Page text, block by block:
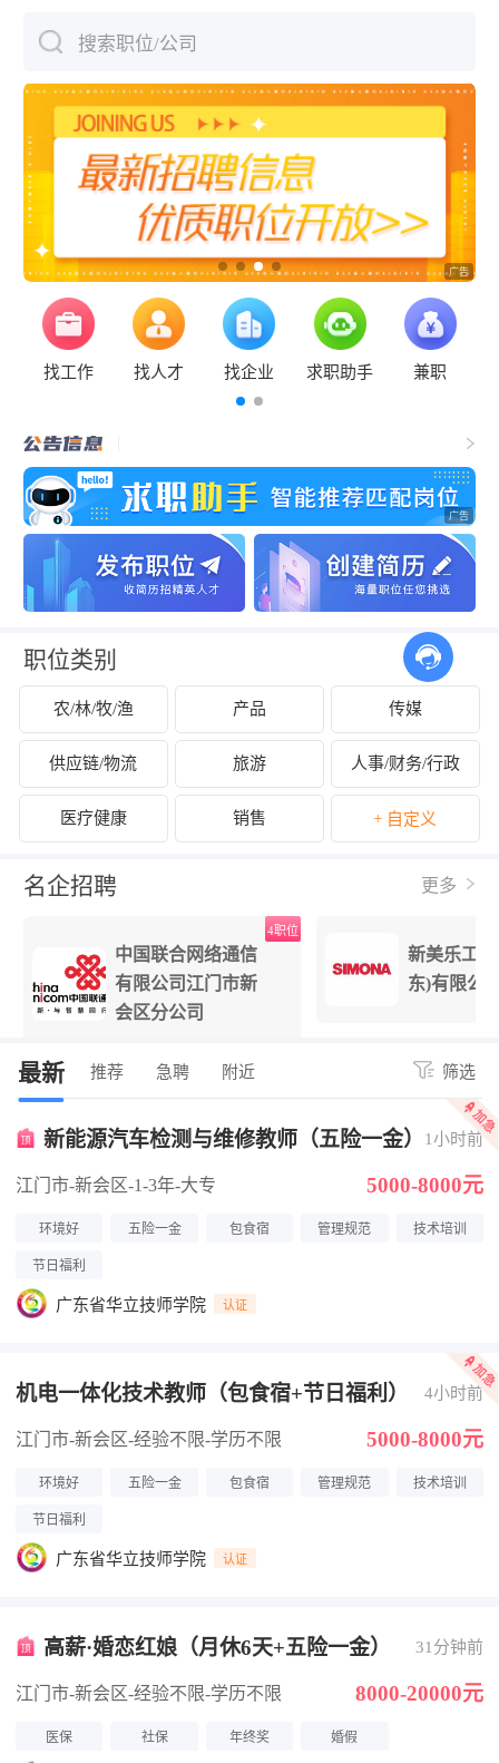
搜索职位/公司
找工作 找人才 找企业 求职助手 兼职
职位类别
农/林/牧/渔 产品 传媒
供应链/物流 旅游 人事/财务/行政
医疗健康 销售 + 自定义
名企招聘 更多
中国联合网络通信
有限公司江门市新
会区分公司
4职位
新美乐工
东)有限公
最新 推荐 急聘 附近 筛选
新能源汽车检测与维修教师（五险一金） 1小时前
江门市-新会区-1-3年-大专 5000-8000元
环境好 五险一金 包食宿 管理规范 技术培训
节日福利
广东省华立技师学院 认证
机电一体化技术教师（包食宿+节日福利） 4小时前
江门市-新会区-经验不限-学历不限 5000-8000元
环境好 五险一金 包食宿 管理规范 技术培训
节日福利
广东省华立技师学院 认证
高薪·婚恋红娘（月休6天+五险一金） 31分钟前
江门市-新会区-经验不限-学历不限 8000-20000元
医保 社保 年终奖 婚假